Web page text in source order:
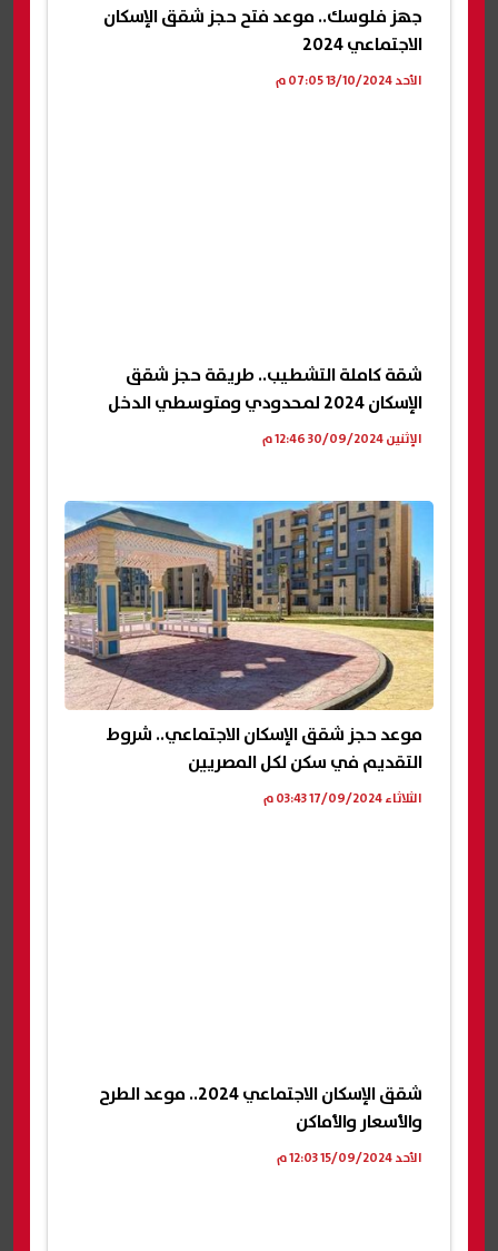
جهز فلوسك.. موعد فتح حجز شقق الإسكان
الاجتماعي 2024
الأحد 13/10/2024 07:05 م
شقة كاملة التشطيب.. طريقة حجز شقق
الإسكان 2024 لمحدودي ومتوسطي الدخل
الإثنين 30/09/2024 12:46 م
موعد حجز شقق الإسكان الاجتماعي.. شروط
التقديم في سكن لكل المصريين
الثلاثاء 17/09/2024 03:43 م
شقق الإسكان الاجتماعي 2024.. موعد الطرح
والأسعار والأماكن
الأحد 15/09/2024 12:03 م